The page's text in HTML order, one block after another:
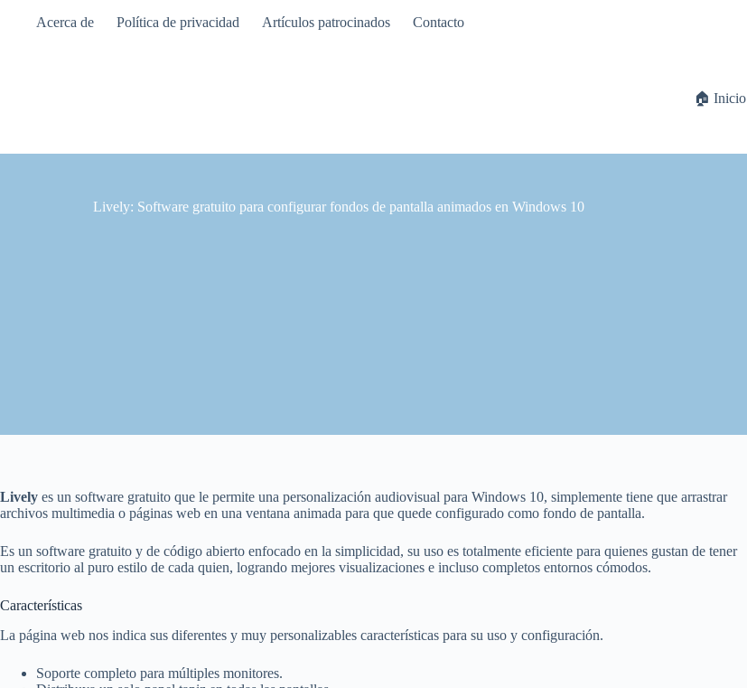
Acerca de Política de privacidad Artículos patrocinados Contacto
🏠 Inicio
Lively: Software gratuito para configurar fondos de pantalla animados en Windows 10
Lively es un software gratuito que le permite una personalización audiovisual para Windows 10, simplemente tiene que arrastrar
archivos multimedia o páginas web en una ventana animada para que quede configurado como fondo de pantalla.
Es un software gratuito y de código abierto enfocado en la simplicidad, su uso es totalmente eficiente para quienes gustan de tener
un escritorio al puro estilo de cada quien, logrando mejores visualizaciones e incluso completos entornos cómodos.
Características
La página web nos indica sus diferentes y muy personalizables características para su uso y configuración.
Soporte completo para múltiples monitores.